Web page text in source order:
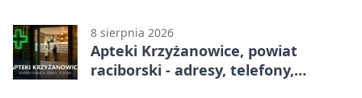
8 sierpnia 2026
Apteki Krzyżanowice, powiat
raciborski - adresy, telefony,